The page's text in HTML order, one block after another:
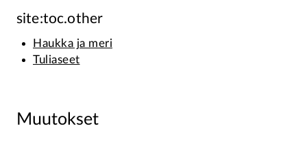
site:toc.other
Haukka ja meri
Tuliaseet
Muutokset